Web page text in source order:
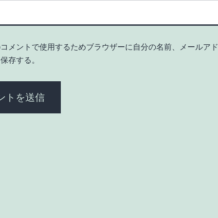
メントで使用するためブラウザーに自分の名前、メールア
存する。